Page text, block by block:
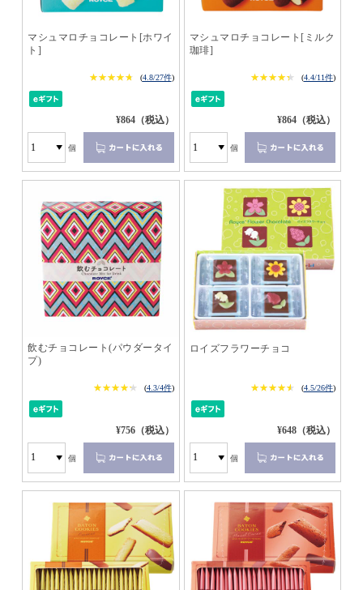
マシュマロチョコレート[ホワイ
ト]
★★★★★
★★★★★ (4.8/27件)
¥864（税込）
個
マシュマロチョコレート[ミルク
珈琲]
★★★★★
★★★★★ (4.4/11件)
¥864（税込）
個
飲むチョコレート(パウダータイ
プ)
★★★★★
★★★★★ (4.3/4件)
¥756（税込）
個
ロイズフラワーチョコ
★★★★★
★★★★★ (4.5/26件)
¥648（税込）
個